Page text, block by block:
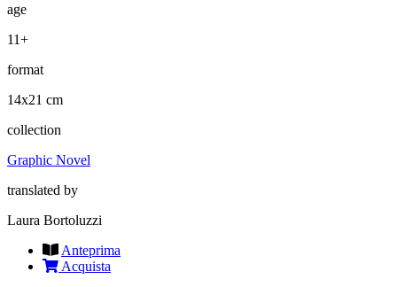
age
11+
format
14x21 cm
collection
Graphic Novel
translated by
Laura Bortoluzzi
Anteprima
Acquista